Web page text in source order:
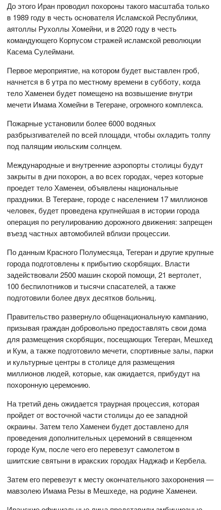
До этого Иран проводил похороны такого масштаба только
в 1989 году в честь основателя Исламской Республики,
аятоллы Рухоллы Хомейни, и в 2020 году в честь
командующего Корпусом стражей исламской революции
Касема Сулеймани.
Первое мероприятие, на котором будет выставлен гроб,
начнется в 6 утра по местному времени в субботу, когда
тело Хаменеи будет помещено на возвышение внутри
мечети Имама Хомейни в Тегеране, огромного комплекса.
Пожарные установили более 6000 водяных
разбрызгивателей по всей площади, чтобы охладить толпу
под палящим июльским солнцем.
Международные и внутренние аэропорты столицы будут
закрыты в дни похорон, а во всех городах, через которые
проедет тело Хаменеи, объявлены национальные
праздники. В Тегеране, городе с населением 17 миллионов
человек, будет проведена крупнейшая в истории города
операция по регулированию дорожного движения: запрещен
въезд частных автомобилей вблизи процессии.
По данным Красного Полумесяца, Тегеран и другие крупные
города подготовлены к прибытию скорбящих. Власти
задействовали 2500 машин скорой помощи, 21 вертолет,
100 беспилотников и тысячи спасателей, а также
подготовили более двух десятков больниц.
Правительство развернуло общенациональную кампанию,
призывая граждан добровольно предоставлять свои дома
для размещения скорбящих, посещающих Тегеран, Мешхед
и Кум, а также подготовило мечети, спортивные залы, парки
и культурные центры в столице для размещения
миллионов людей, которые, как ожидается, прибудут на
похоронную церемонию.
На третий день ожидается траурная процессия, которая
пройдет от восточной части столицы до ее западной
окраины. Затем тело Хаменеи будет доставлено для
проведения дополнительных церемоний в священном
городе Кум, после чего его перевезут самолетом в
шиитские святыни в иракских городах Наджаф и Кербела.
Затем его перевезут к месту окончательного захоронения —
мавзолею Имама Резы в Мешхеде, на родине Хаменеи.